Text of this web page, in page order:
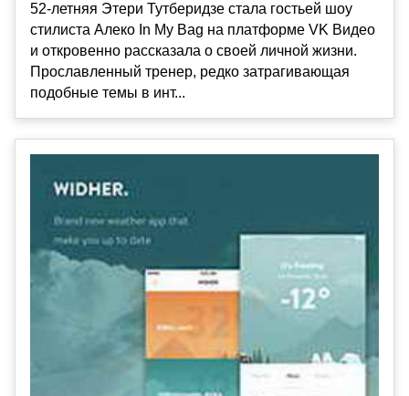
52-летняя Этери Тутберидзе стала гостьей шоу
стилиста Алеко In My Bag на платформе VK Видео
и откровенно рассказала о своей личной жизни.
Прославленный тренер, редко затрагивающая
подобные темы в инт...